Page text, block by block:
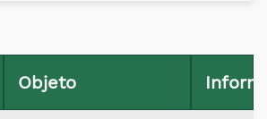
Objeto